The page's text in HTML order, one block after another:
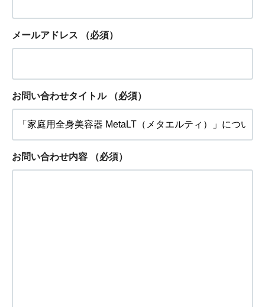
メールアドレス （必須）
お問い合わせタイトル （必須）
お問い合わせ内容 （必須）